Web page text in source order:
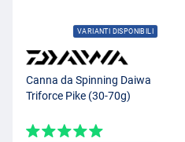
VARIANTI DISPONIBILI
Canna da Spinning Daiwa
Triforce Pike (30-70g)